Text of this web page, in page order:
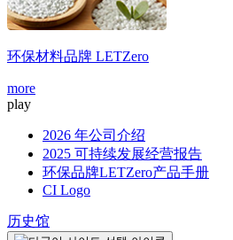
环保材料品牌 LETZero
more
play
2026 年公司介绍
2025 可持续发展经营报告
环保品牌LETZero产品手册
CI Logo
历史馆